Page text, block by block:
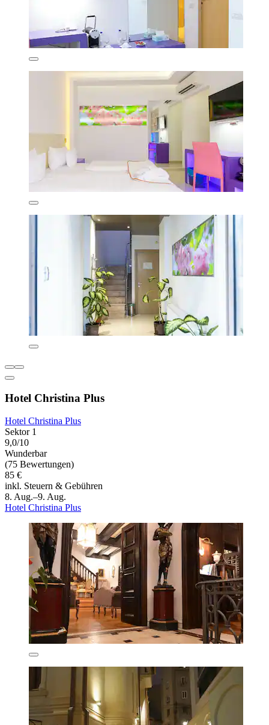
Hotel Christina Plus
Hotel Christina Plus
Sektor 1
9,0/10
Wunderbar
(75 Bewertungen)
85 €
inkl. Steuern & Gebühren
8. Aug.–9. Aug.
Hotel Christina Plus